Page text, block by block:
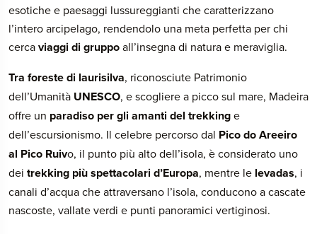
esotiche e paesaggi lussureggianti che caratterizzano
l’intero arcipelago, rendendolo una meta perfetta per chi
cercaviaggi di gruppoall’insegna di natura e meraviglia.
Tra foreste di laurisilva, riconosciute Patrimonio
dell’Umanità UNESCO, e scogliere a picco sul mare, Madeira
offre un paradiso per gli amanti del trekkinge
dell’escursionismo. Il celebre percorso dal Pico do Areeiro
al Pico Ruivo, il punto più alto dell’isola, è considerato uno
dei trekking più spettacolari d’Europa, mentre le levadas, i
canali d’acqua che attraversano l’isola, conducono a cascate
nascoste, vallate verdi e punti panoramici vertiginosi.